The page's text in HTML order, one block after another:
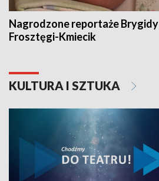
Nagrodzone reportaże Brygidy
Frosztęgi-Kmiecik
KULTURA I SZTUKA